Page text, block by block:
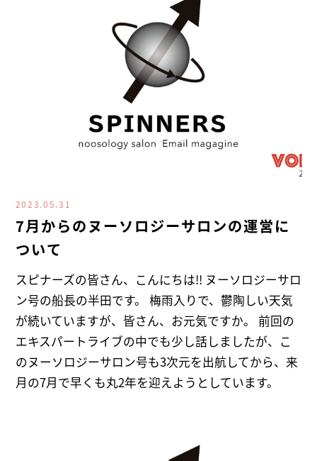
2023.05.31
7月からのヌーソロジーサロンの運営に
ついて
スピナーズの皆さん、こんにちは!! ヌーソロジーサロ
ン号の船長の半田です。 梅雨入りで、鬱陶しい天気
が続いていますが、皆さん、お元気ですか。 前回の
エキスパートライブの中でも少し話しましたが、こ
のヌーソロジーサロン号も3次元を出航してから、来
月の7月で早くも丸2年を迎えようとしています。